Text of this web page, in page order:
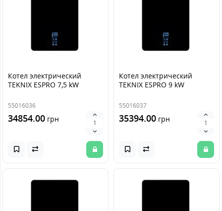
Котел электрический
TEKNIX ESPRO 7,5 kW
55016036
34854.00 грн
Котел электрический
TEKNIX ESPRO 9 kW
55016037
35394.00 грн